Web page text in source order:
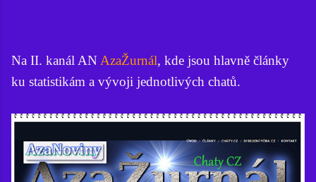
Na II. kanál AN AzaŽurnál, kde jsou hlavně články
ku statistikám a vývoji jednotlivých chatů.